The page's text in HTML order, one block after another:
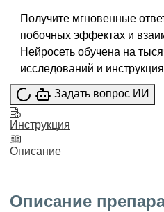
Получите мгновенные
побочных эффектах и
Нейросеть обучена на
исследований и
Задать вопрос ИИ
Инструкция
Описание
Описание